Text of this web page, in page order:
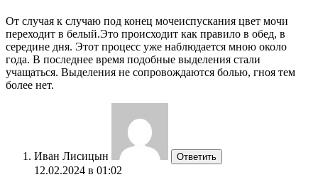
От случая к случаю под конец мочеиспускания цвет мочи
переходит в белый.Это происходит как правило в обед, в
середине дня. Этот процесс уже наблюдается мною около
года. В последнее время подобные выделения стали
учащаться. Выделения не сопровождаются болью, гноя тем
более нет.
Иван Лисицын Ответить
12.02.2024 в 01:02